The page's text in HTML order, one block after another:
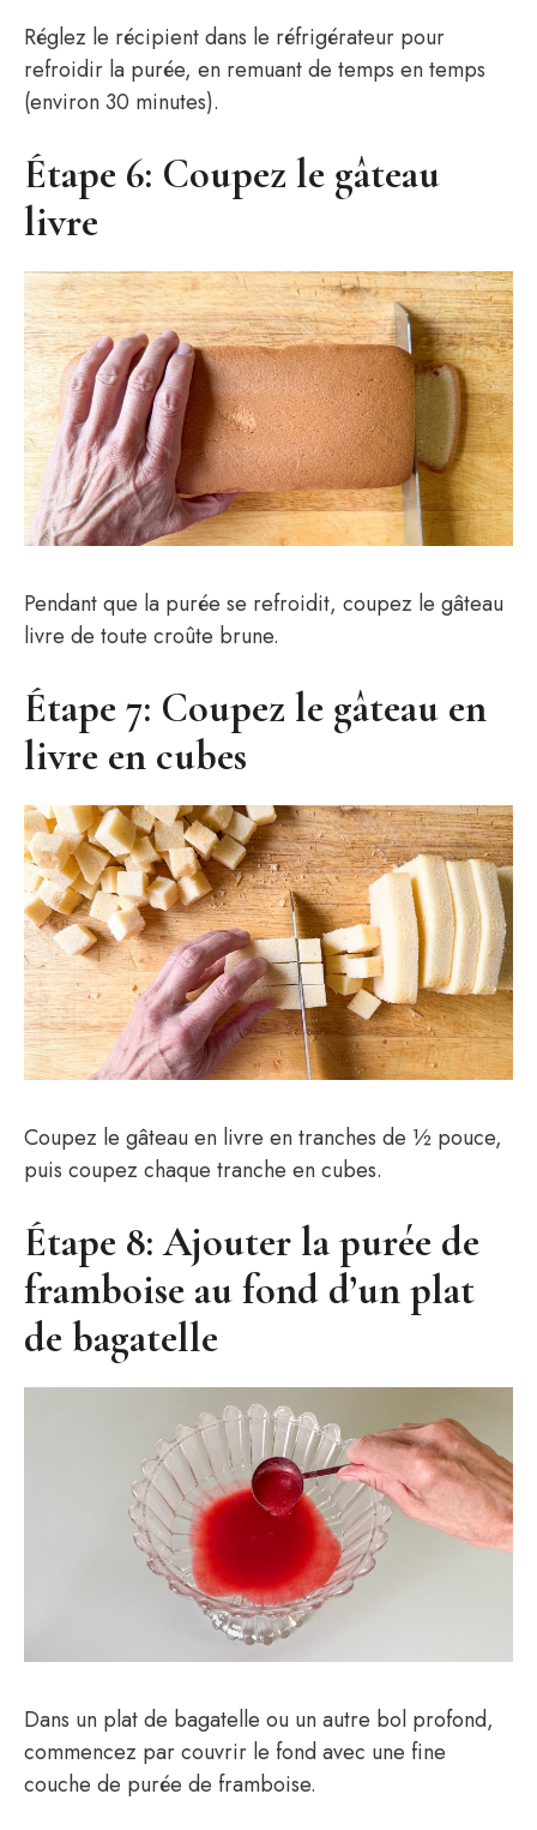
Réglez le récipient dans le réfrigérateur pour
refroidir la purée, en remuant de temps en temps
(environ 30 minutes).
Étape 6: Coupez le gâteau
livre
Pendant que la purée se refroidit, coupez le gâteau
livre de toute croûte brune.
Étape 7: Coupez le gâteau en
livre en cubes
Coupez le gâteau en livre en tranches de ½ pouce,
puis coupez chaque tranche en cubes.
Étape 8: Ajouter la purée de
framboise au fond d’un plat
de bagatelle
Dans un plat de bagatelle ou un autre bol profond,
commencez par couvrir le fond avec une fine
couche de purée de framboise.